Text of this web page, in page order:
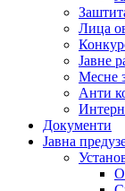
Лица
Јавне
Месне
Анти
Документи
Јавна